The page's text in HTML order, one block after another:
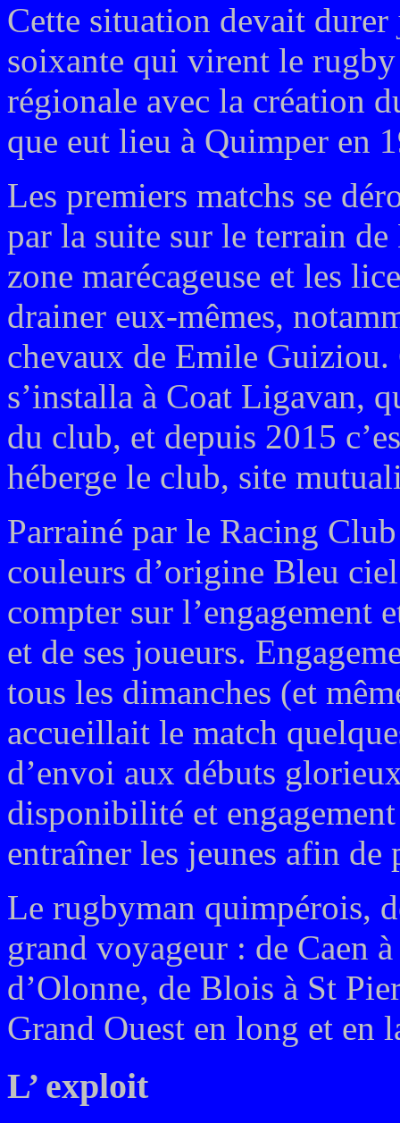
Cette situation devait durer
soixante qui virent le
régionale avec la création
que eut lieu à Quimper en
Les premiers matchs se
par la suite sur le terrain
zone marécageuse et les
drainer eux-mêmes,
chevaux de Emile Guiziou.
s’installa à Coat Ligavan,
du club, et depuis 2015
héberge le club, site
Parrainé par le Racing
couleurs d’origine Bleu
compter sur l’engagement
et de ses joueurs.
tous les dimanches (et
accueillait le match
d’envoi aux débuts
disponibilité et
entraîner les jeunes afin de
Le rugbyman quimpérois,
grand voyageur : de Caen
d’Olonne, de Blois à St
Grand Ouest en long et en
L’ exploit